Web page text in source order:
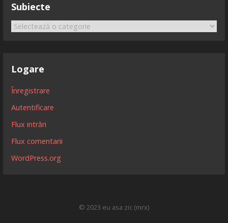
Subiecte
Subiecte
Logare
Înregistrare
Autentificare
Flux intrări
Flux comentarii
WordPress.org
© 2023 eu asa zic (mrx)